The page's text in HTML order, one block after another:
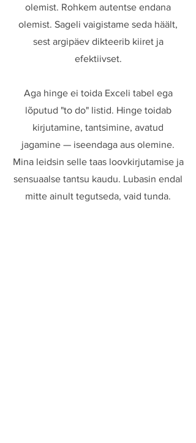
olemist. Rohkem autentse endana
olemist. Sageli vaigistame seda häält,
sest argipäev dikteerib kiiret ja
efektiivset.
Aga hinge ei toida Exceli tabel ega
lõputud "to do" listid. Hinge toidab
kirjutamine, tantsimine, avatud
jagamine — iseendaga aus olemine.
Mina leidsin selle taas loovkirjutamise ja
sensuaalse tantsu kaudu. Lubasin endal
mitte ainult tegutseda, vaid tunda.